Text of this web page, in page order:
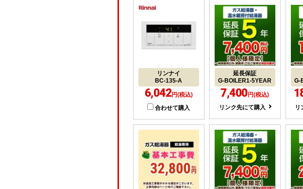
リンナイ
BC-135-A
6,042円(税込)
合わせて購入
延長保証
G-BOILER1-5YEAR
7,400円(税込)
リンク先にて購入
G-
リ